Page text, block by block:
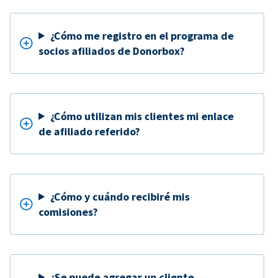
¿Cómo me registro en el programa de
socios afiliados de Donorbox?
¿Cómo utilizan mis clientes mi enlace
de afiliado referido?
¿Cómo y cuándo recibiré mis
comisiones?